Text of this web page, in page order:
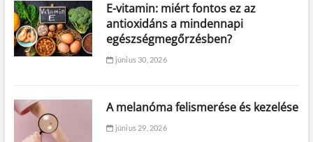
E-vitamin: miért fontos ez az
antioxidáns a mindennapi
egészségmegőrzésben?
június 30, 2026
A melanóma felismerése és kezelése
június 29, 2026